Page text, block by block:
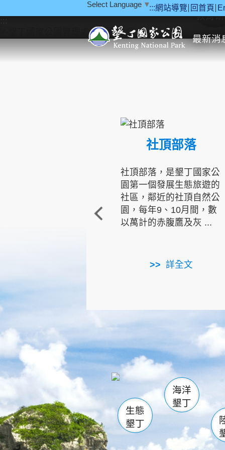
:::網站導覽 回首頁
Select Language ▼
最新消
::: 教育
社頂部落
社頂部落，是墾丁國家公
園第一個發展生態旅遊的
社區，鄰近的社頂自然公
園，每年9、10月間，數
以萬計的赤腹鷹及灰 ...
詳全文
龜山 海生館
恆春
龍鑾潭自
瓊麻館
關山
白砂
生態
墾丁
海洋
墾丁